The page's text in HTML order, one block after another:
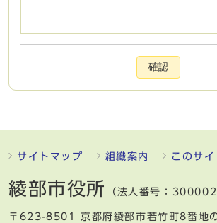
確認
サイトマップ 組織案内 このサ
綾部市役所 （法人番号：
〒623-8501 京都府綾部市若竹町8番地